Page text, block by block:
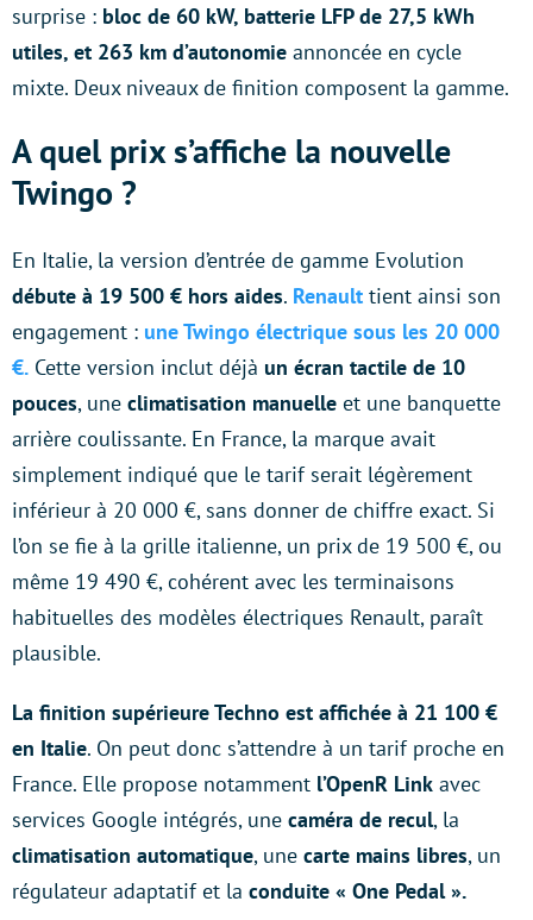
surprise : bloc de 60 kW, batterie LFP de 27,5 kWh
utiles, et 263 km d’autonomie annoncée en cycle
mixte. Deux niveaux de finition composent la gamme.
A quel prix s’affiche la nouvelle
Twingo ?
En Italie, la version d’entrée de gamme Evolution
débute à 19 500 € hors aides. Renault tient ainsi son
engagement : une Twingo électrique sous les 20 000
€. Cette version inclut déjà un écran tactile de 10
pouces, une climatisation manuelle et une banquette
arrière coulissante. En France, la marque avait
simplement indiqué que le tarif serait légèrement
inférieur à 20 000 €, sans donner de chiffre exact. Si
l’on se fie à la grille italienne, un prix de 19 500 €, ou
même 19 490 €, cohérent avec les terminaisons
habituelles des modèles électriques Renault, paraît
plausible.
La finition supérieure Techno est affichée à 21 100 €
en Italie. On peut donc s’attendre à un tarif proche en
France. Elle propose notamment l’OpenR Link avec
services Google intégrés, une caméra de recul, la
climatisation automatique, une carte mains libres, un
régulateur adaptatif et la conduite « One Pedal ».